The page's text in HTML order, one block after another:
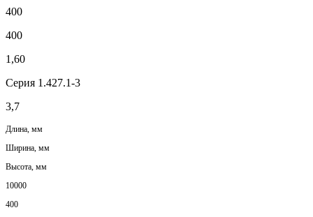
400
400
1,60
Серия 1.427.1-3
3,7
Длина, мм
Ширина, мм
Высота, мм
10000
400